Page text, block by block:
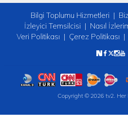
Bilgi Toplumu Hizmetleri
İzleyici Temsilcisi
Nasıl
Veri Politikası
Çerez Politikası
Copyright © 2026 tv2. Her